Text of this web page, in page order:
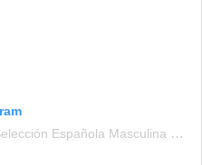
Una publicación compartida de Selección Española Masculina de Fútbol (@sefutbol)